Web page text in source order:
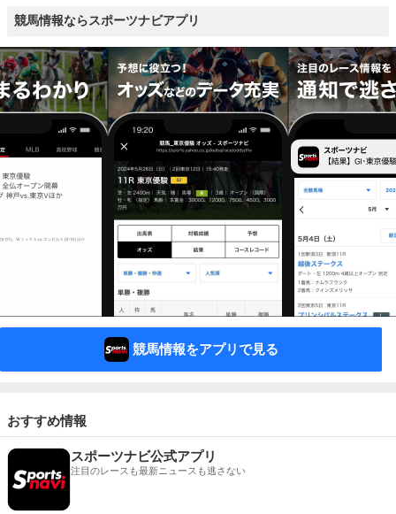
競馬情報ならスポーツナビアプリ
競馬情報をアプリで見る
おすすめ情報
スポーツナビ公式アプリ
注目のレースも最新ニュースも逃さない